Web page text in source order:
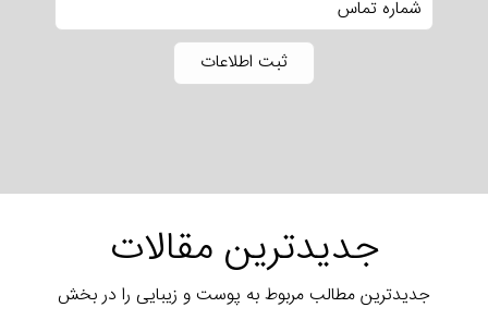
جدیدترین مقالات
جدیدترین مطالب مربوط به پوست و زیبایی را در بخش